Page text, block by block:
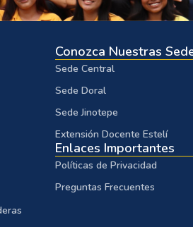
Conozca Nuestras
Sede Central
Sede Doral
Sede Jinotepe
Extensión Docente Estelí
Enlaces Importantes
Políticas de Privacidad
Preguntas Frecuentes